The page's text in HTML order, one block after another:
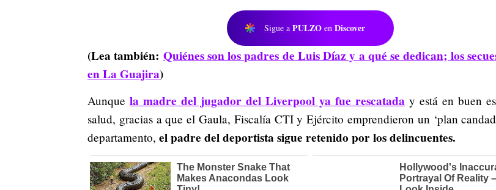
Sigue a PULZO en Discover
(Lea también: Quiénes son los padres de Luis Díaz y a qué se dedican; los
en La Guajira)
Aunque la madre del jugador del Liverpool ya fue rescatada y está en buen
salud, gracias a que el Gaula, Fiscalía CTI y Ejército emprendieron un ‘plan
departamento, el padre del deportista sigue retenido por los delincuentes.